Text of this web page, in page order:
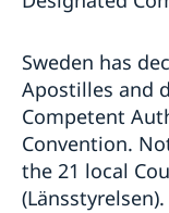
Dataskyddspolicy
Så stöttar vi
Vi är en resurs
Team Sweden
Så kan du få stöd
Svenska företag
Anmäl
Sweden has
Apostilles and
Competent
Convention.
the 21 local
(Länsstyrelsen).